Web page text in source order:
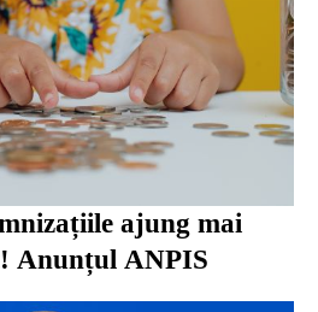
ajung mai
Anunțul ANPIS